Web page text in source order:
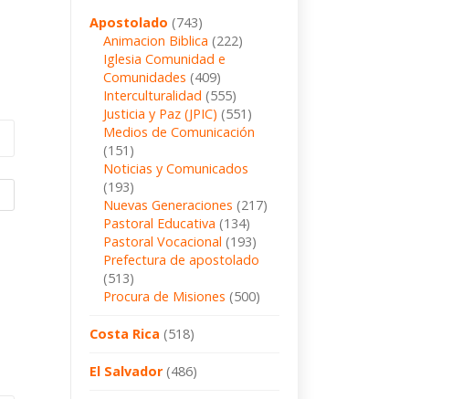
Apostolado (743)
Animacion Biblica (222)
Iglesia Comunidad e
Comunidades (409)
Interculturalidad (555)
Justicia y Paz (JPIC) (551)
Medios de Comunicación
(151)
Noticias y Comunicados
(193)
Nuevas Generaciones (217)
Pastoral Educativa (134)
Pastoral Vocacional (193)
Prefectura de apostolado
(513)
Procura de Misiones (500)
Costa Rica (518)
El Salvador(486)